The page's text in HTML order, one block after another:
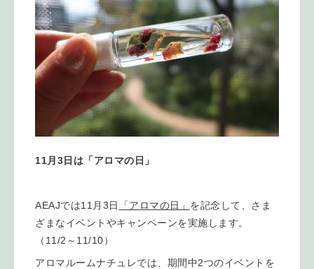
11月3日は「アロマの日」
AEAJでは11月3日 「アロマの日」 を記念して、さま
ざまなイベントやキャンペーンを実施します。
（11/2～11/10）
アロマルームナチュレでは、期間中2つのイベントを